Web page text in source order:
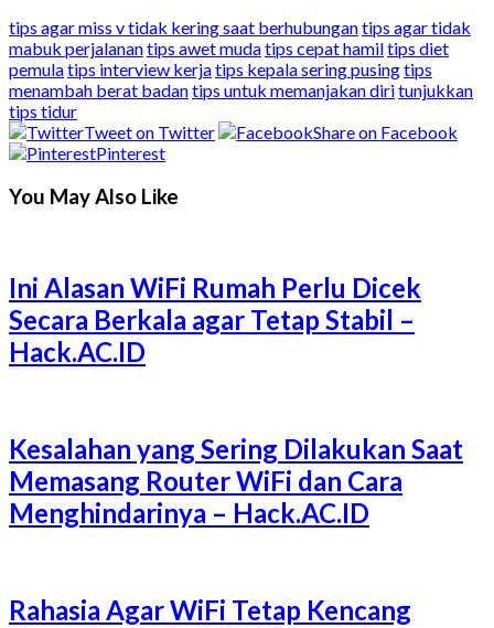
tips agar miss v tidak kering saat berhubungantips agar tidak
mabuk perjalanantips awet mudatips cepat hamiltips diet
pemulatips interview kerjatips kepala sering pusingtips
menambah berat badantips untuk memanjakan diritunjukkan
tips tidur
Tweet on Twitter
Share on Facebook
Pinterest
You May Also Like
Ini Alasan WiFi Rumah Perlu Dicek
Secara Berkala agar Tetap Stabil –
Hack.AC.ID
Kesalahan yang Sering Dilakukan Saat
Memasang Router WiFi dan Cara
Menghindarinya – Hack.AC.ID
Rahasia Agar WiFi Tetap Kencang